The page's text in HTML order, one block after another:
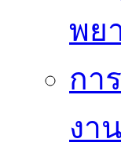
พย
กา
งาน